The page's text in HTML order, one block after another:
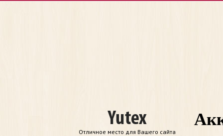
Отличное место для Вашего сайта